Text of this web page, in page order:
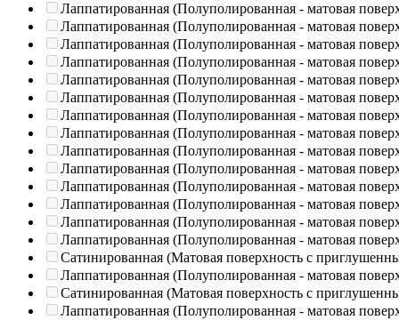
Лаппатированная (Полуполированная - матовая
Лаппатированная (Полуполированная - матовая
Лаппатированная (Полуполированная - матовая
Лаппатированная (Полуполированная - матовая
Лаппатированная (Полуполированная - матовая
Лаппатированная (Полуполированная - матовая
Лаппатированная (Полуполированная - матовая
Лаппатированная (Полуполированная - матовая
Лаппатированная (Полуполированная - матовая
Лаппатированная (Полуполированная - матовая
Лаппатированная (Полуполированная - матовая
Лаппатированная (Полуполированная - матовая
Лаппатированная (Полуполированная - матовая
Лаппатированная (Полуполированная - матовая
Сатинированная (Матовая поверхность с
Лаппатированная (Полуполированная - матовая
Сатинированная (Матовая поверхность с
Лаппатированная (Полуполированная - матовая